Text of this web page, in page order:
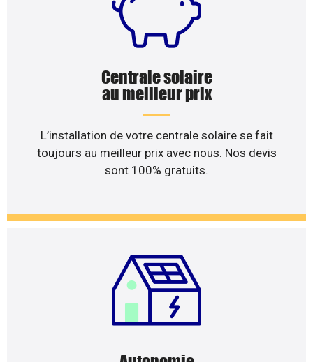
Centrale solaire
au meilleur prix
L’installation de votre centrale solaire se fait
toujours au meilleur prix avec nous. Nos devis
sont 100% gratuits.